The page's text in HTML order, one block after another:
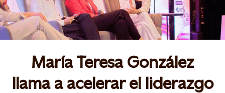
María Teresa González
llama a acelerar el liderazgo